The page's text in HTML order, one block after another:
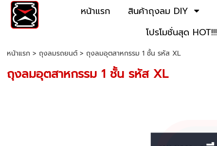
หน้าแรก สินค้าถุงลม DIY
โปรโมชั่นสุด HOT!!!
หน้าแรก > ถุงลมรถยนต์> ถุงลมอุตสาหกรรม 1 ชั้น รหัส XL
ถุงลมอุตสาหกรรม 1 ชั้น รหัส XL